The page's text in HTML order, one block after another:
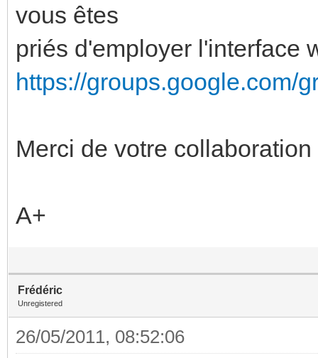
vous êtes
priés d'employer l'interface
https://groups.google.com/
Merci de votre collaboration
A+
Frédéric
Unregistered
26/05/2011, 08:52:06